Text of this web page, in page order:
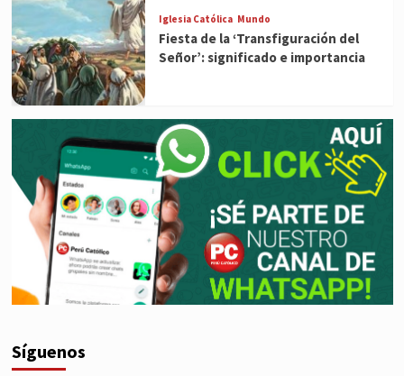
Iglesia Católica Mundo
Fiesta de la ‘Transfiguración del
Señor’: significado e importancia
Síguenos